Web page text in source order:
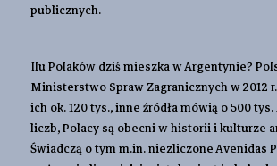
publicznych.
Ilu Polaków dziś mieszka w Argentynie?
Ministerstwo Spraw Zagranicznych w 2012
ich ok. 120 tys., inne źródła mówią o 500
liczb, Polacy są obecni w historii i kulturze
Świadczą o tym m.in. niezliczone Avenidas